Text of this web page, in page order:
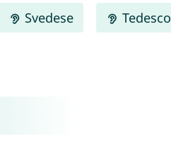
Svedese Tedesco